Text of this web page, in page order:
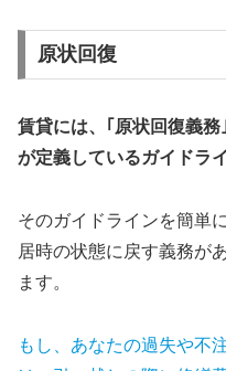
原状回復
賃貸には、｢原状回復義
が定義しているガイドラ
そのガイドラインを簡単
居時の状態に戻す義務が
ます。
もし、あなたの過失や不